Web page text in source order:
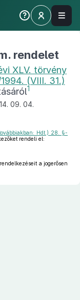
rendelet
XLV. törvény
1994. (VIII. 31.)
1
09. 04.
Hdt.) 28. §-
rendeli el:
a jogerősen